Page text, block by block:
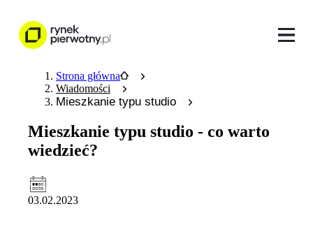
Strona główna
Wiadomości
Mieszkanie typu studio
Mieszkanie typu studio - co warto
wiedzieć?
03.02.2023